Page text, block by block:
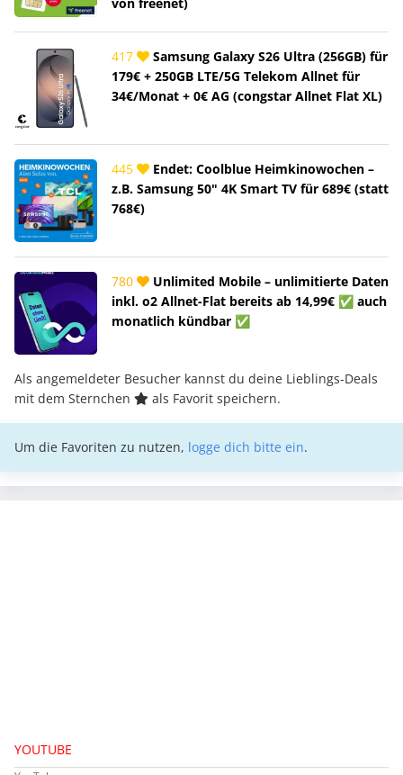
417
Samsung Galaxy S26 Ultra (256GB) für
179€ + 250GB LTE/5G Telekom Allnet für
34€/Monat + 0€ AG (congstar Allnet Flat XL)
445
Endet: Coolblue Heimkinowochen –
z.B. Samsung 50" 4K Smart TV für 689€ (statt
768€)
780
Unlimited Mobile – unlimitierte Daten
inkl. o2 Allnet-Flat bereits ab 14,99€ ✅ auch
monatlich kündbar ✅
Als angemeldeter Besucher kannst du deine Lieblings-Deals
mit dem Sternchen
als Favorit speichern.
Um die Favoriten zu nutzen, logge dich bitte ein.
YOUTUBE